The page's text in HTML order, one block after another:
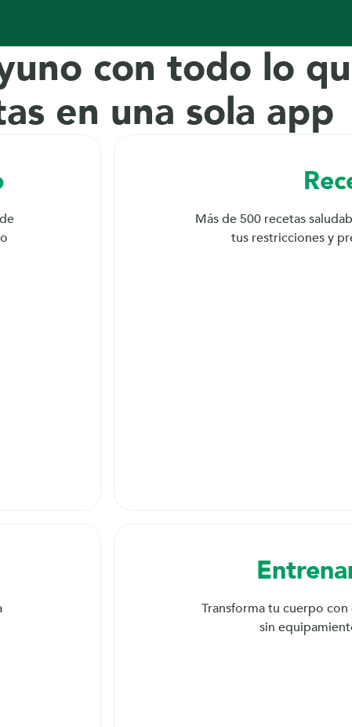
con todo lo
en una sola app
Más de 500 recetas
tus restricciones y
Transforma tu cuerpo
sin